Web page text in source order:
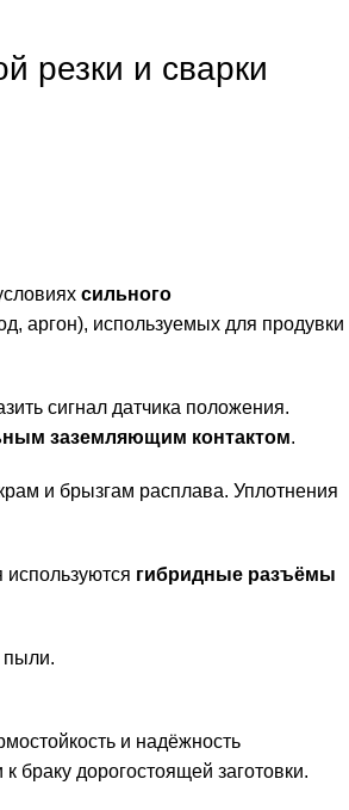
резки и сварки
сильного
аргон), используемых для продувки
сигнал датчика положения.
заземляющим контактом.
и брызгам расплава. Уплотнения
гибридные разъёмы
пыли.
и надёжность
браку дорогостоящей заготовки.